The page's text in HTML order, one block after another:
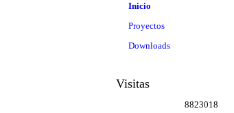
Inicio
Proyectos
Downloads
Visitas
8823018